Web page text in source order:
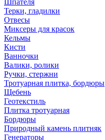
Шпателя
Терки, гладилки
Отвесы
Миксеры для красок
Кельмы
Кисти
Ванночки
Валики, ролики
Ручки, стержни
Тротуарная плитка, бордюры
Щебень
Геотекстиль
Плитка тротуарная
Бордюры
Природный камень плитняк
Генераторы